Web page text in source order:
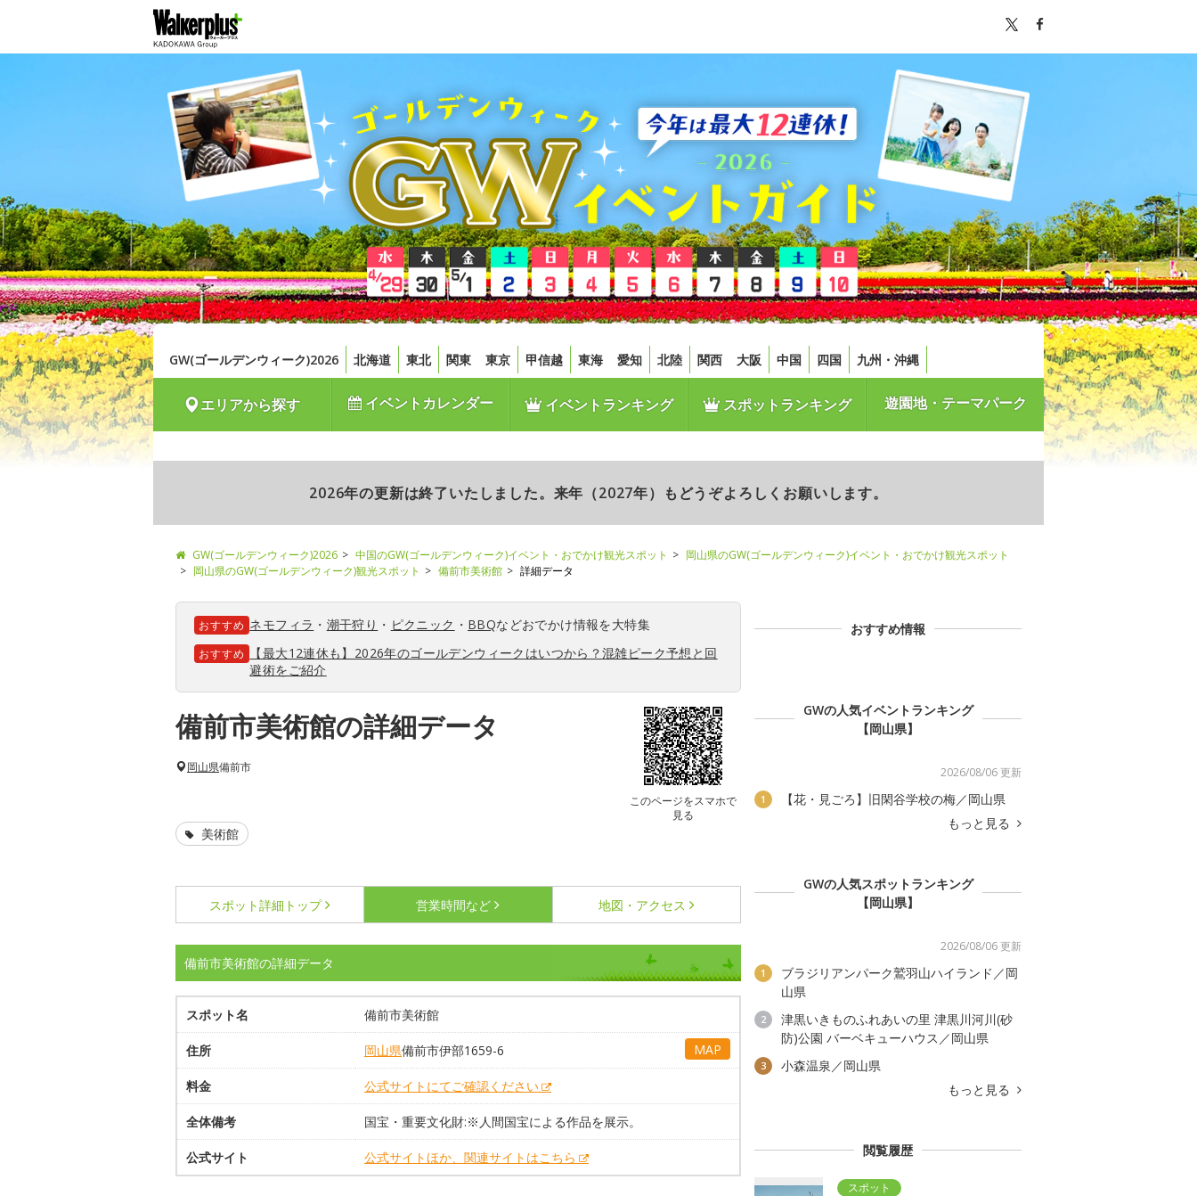
GW(ゴールデンウィーク)2026 北海道 東北 関東 東京 甲信越 東海 愛知 北陸 関西 大阪 中国 四国 九州・沖縄
エリアから探す イベントカレンダー イベントランキング スポットランキング 遊園地・テーマパーク
2026年の更新は終了いたしました。来年（2027年）もどうぞよろしくお願いします。
GW(ゴールデンウィーク)2026 中国のGW(ゴールデンウィーク)イベント・おでかけ観光スポット
岡山県のGW(ゴールデンウィーク)イベント・おでかけ観光スポット
岡山県のGW(ゴールデンウィーク)観光スポット
備前市美術館 詳細データ
おすすめ ネモフィラ ・ 潮干狩り ・ ピクニック ・ BBQなどおでかけ情報を大特集
おすすめ
【最大12連休も】2026年のゴールデンウィークはいつから？混雑ピーク予想と回
避術をご紹介
備前市美術館の詳細データ
このページをスマホで
見る
岡山県備前市
美術館
スポット詳細 トップ 営業時間など 地図・アクセス
備前市美術館の詳細データ
スポット名 備前市美術館
住所 岡山県備前市伊部1659-6 MAP
料金 公式サイトにてご確認ください
全体備考 国宝・重要文化財:※人間国宝による作品を展示。
公式サイト 公式サイトほか、関連サイトはこちら
おすすめ情報
GWの人気イベントランキング
【岡山県】
2026/08/06 更新
1
【花・見ごろ】旧閑谷学校の梅／岡山県
もっと見る
GWの人気スポットランキング
【岡山県】
2026/08/06 更新
1
ブラジリアンパーク鷲羽山ハイランド／岡
山県
2
津黒いきものふれあいの里 津黒川河川(砂
防)公園 バーベキューハウス／岡山県
3
小森温泉／岡山県
もっと見る
閲覧履歴